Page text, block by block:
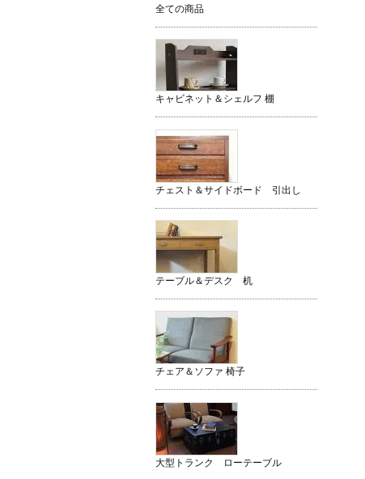
全ての商品
キャビネット＆シェルフ 棚
チェスト＆サイドボード 引出し
テーブル＆デスク 机
チェア＆ソファ 椅子
大型トランク ローテーブル